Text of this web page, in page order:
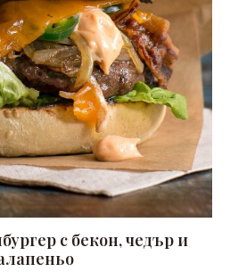
с бекон, чедър и